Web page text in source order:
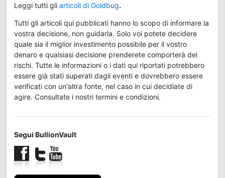
Leggi tutti gli articoli di Goldbug.
Tutti gli articoli qui pubblicati hanno lo scopo di informare la
vostra decisione, non guidarla. Solo voi potete decidere
quale sia il miglior investimento possibile per il vostro
denaro e qualsiasi decisione prenderete comporterà dei
rischi. Tutte le informazioni o i dati qui riportati potrebbero
essere già stati superati dagli eventi e dovrebbero essere
verificati con un'altra fonte, nel caso in cui decidiate di
agire. Consultate i nostri termini e condizioni.
Segui BullionVault